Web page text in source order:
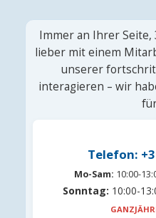
Immer an Ihrer Seite,
lieber mit einem
unserer
interagieren – wir
Telefon:
Mo-Sam: 10:00-
Sonntag: 10:00-